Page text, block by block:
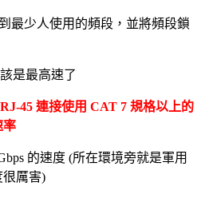
最少人使用的頻段，並將頻段鎖
是最高速了
45 連接使用 CAT 7 規格以上的
率
的速度 (所在環境旁就是軍用
很厲害)